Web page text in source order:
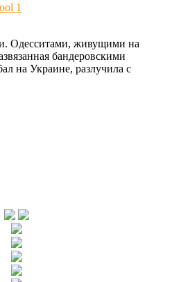
1
Одесситами, живущими на
бандеровскими
на Украине, разлучила с